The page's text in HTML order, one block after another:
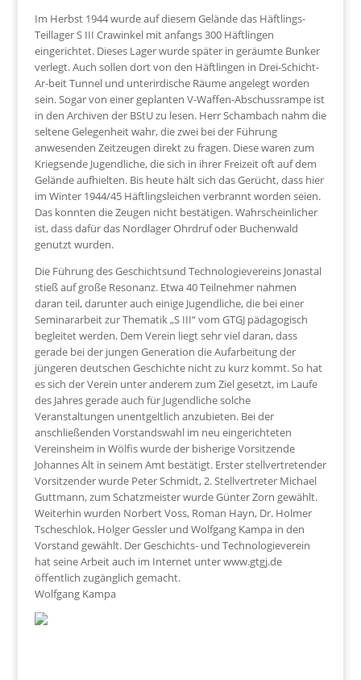
Im Herbst 1944 wurde auf diesem Gelände das Häftlings-
Teillager S III Crawinkel mit anfangs 300 Häftlingen
eingerichtet. Dieses Lager wurde später in geräumte Bunker
verlegt. Auch sollen dort von den Häftlingen in Drei-Schicht-
Ar-beit Tunnel und unterirdische Räume angelegt worden
sein. Sogar von einer geplanten V-Waffen-Abschussrampe ist
in den Archiven der BStU zu lesen. Herr Schambach nahm die
seltene Gelegenheit wahr, die zwei bei der Führung
anwesenden Zeitzeugen direkt zu fragen. Diese waren zum
Kriegsende Jugendliche, die sich in ihrer Freizeit oft auf dem
Gelände aufhielten. Bis heute hält sich das Gerücht, dass hier
im Winter 1944/45 Häftlingsleichen verbrannt worden seien.
Das konnten die Zeugen nicht bestätigen. Wahrscheinlicher
ist, dass dafür das Nordlager Ohrdruf oder Buchenwald
genutzt wurden.
Die Führung des Geschichtsund Technologievereins Jonastal
stieß auf große Resonanz. Etwa 40 Teilnehmer nahmen
daran teil, darunter auch einige Jugendliche, die bei einer
Seminararbeit zur Thematik „S III“ vom GTGJ pädagogisch
begleitet werden. Dem Verein liegt sehr viel daran, dass
gerade bei der jungen Generation die Aufarbeitung der
jüngeren deutschen Geschichte nicht zu kurz kommt. So hat
es sich der Verein unter anderem zum Ziel gesetzt, im Laufe
des Jahres gerade auch für Jugendliche solche
Veranstaltungen unentgeltlich anzubieten. Bei der
anschließenden Vorstandswahl im neu eingerichteten
Vereinsheim in Wölfis wurde der bisherige Vorsitzende
Johannes Alt in seinem Amt bestätigt. Erster stellvertretender
Vorsitzender wurde Peter Schmidt, 2. Stellvertreter Michael
Guttmann, zum Schatzmeister wurde Günter Zorn gewählt.
Weiterhin wurden Norbert Voss, Roman Hayn, Dr. Holmer
Tscheschlok, Holger Gessler und Wolfgang Kampa in den
Vorstand gewählt. Der Geschichts- und Technologieverein
hat seine Arbeit auch im Internet unter www.gtgj.de
öffentlich zugänglich gemacht.
Wolfgang Kampa